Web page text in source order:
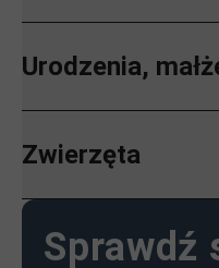
Urodzenia,
Zwierzęta
Sprawdź